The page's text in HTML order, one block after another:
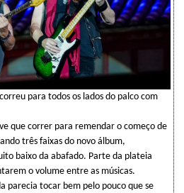
para todos os lados do palco com
que correr para remendar o começo de
três faixas do novo álbum,
baixo da abafado. Parte da plateia
o volume entre as músicas.
parecia tocar bem pelo pouco que se